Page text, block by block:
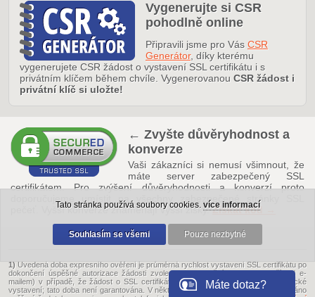
Vygenerujte si CSR
pohodlně online
Připravili jsme pro Vás CSR
Generátor, díky kterému
vygenerujete CSR žádost o vystavení SSL certifikátu i s
privátním klíčem během chvíle. Vygenerovanou CSR žádost i
privátní klíč si uložte!
← Zvyšte důvěryhodnost a
konverze
Vaši zákazníci si nemusí všimnout, že
máte server zabezpečený SSL
certifikátem. Pro zvýšení důvěryhodnosti a konverzí proto
doporučujeme umístit na všechny zabezpečené stránky SSL
pečeť. Vyšší konverze znamenají vyšší zisky.Získat kód →
1) Uvedená doba expresního ověření je průměrná rychlost vystavení SSL certifikátu po
dokončení úspěšné autorizace žádosti zvolenou autorizační metodou (například e-
mailem) v případě, že žádost o SSL certifikát
splňuje kritéria pro jeho automatické
vystavení; tato doba není garantována. V některých případech může být vyžadováno
Máte dotaz?
Tato stránka používá soubory cookies. více informací
Souhlasím se všemi Pouze nezbytné